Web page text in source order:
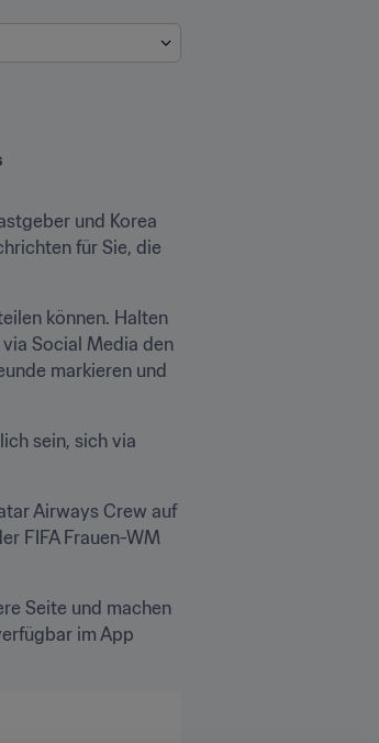
und Korea
für Sie, die
können. Halten
Social Media den
markieren und
sein, sich via
Airways Crew auf
FIFA Frauen-WM
Seite und machen
im App